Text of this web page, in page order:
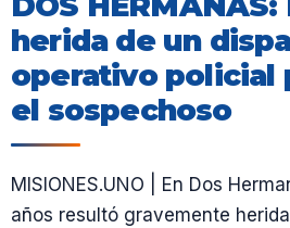
herida de un
operativo policial
el sospechoso
MISIONES.UNO | En Dos
años resultó gravemente